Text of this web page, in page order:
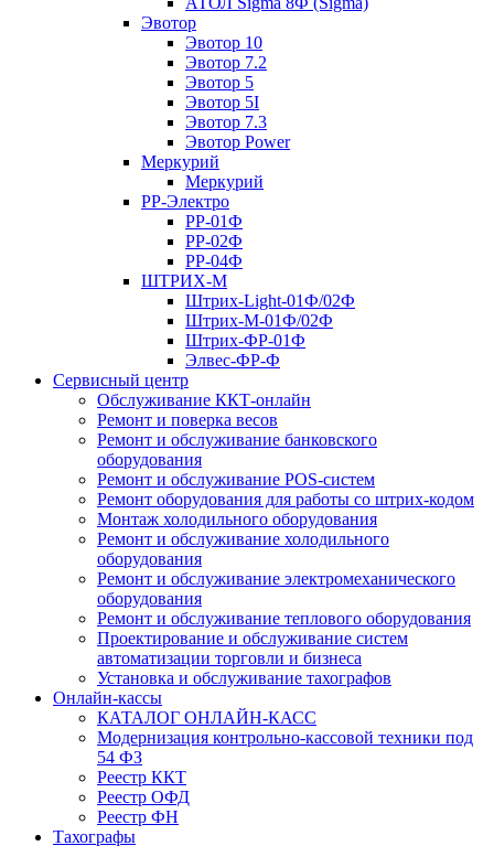
Эвотор
Эвотор 10
Эвотор 7.2
Эвотор 5
Эвотор 5I
Эвотор 7.3
Эвотор Power
Меркурий
Меркурий
РР-Электро
РР-01Ф
РР-02Ф
РР-04Ф
ШТРИХ-М
Штрих-Light-01Ф/02Ф
Штрих-М-01Ф/02Ф
Штрих-ФР-01Ф
Элвес-ФР-Ф
Сервисный центр
Обслуживание ККТ-онлайн
Ремонт и поверка весов
Ремонт и обслуживание банковского
оборудования
Ремонт и обслуживание POS-систем
Ремонт оборудования для работы со штрих-кодом
Монтаж холодильного оборудования
Ремонт и обслуживание холодильного
оборудования
Ремонт и обслуживание электромеханического
оборудования
Ремонт и обслуживание теплового оборудования
Проектирование и обслуживание систем
автоматизации торговли и бизнеса
Установка и обслуживание тахографов
Онлайн-кассы
КАТАЛОГ ОНЛАЙН-КАСС
Модернизация контрольно-кассовой техники под
54 ФЗ
Реестр ККТ
Реестр ОФД
Реестр ФН
Тахографы